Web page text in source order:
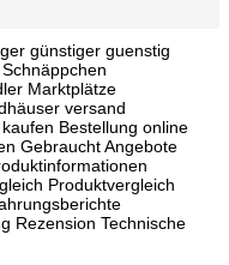
günstiger guenstig
Marktplätze
versand
Bestellung online
Gebraucht Angebote
Produktvergleich
Rezension Technische